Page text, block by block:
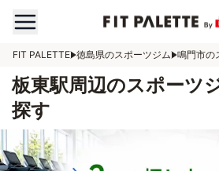
FIT PALETTE 徳島県のスポーツジム 鳴門市の
板東駅周辺のスポーツ
探す